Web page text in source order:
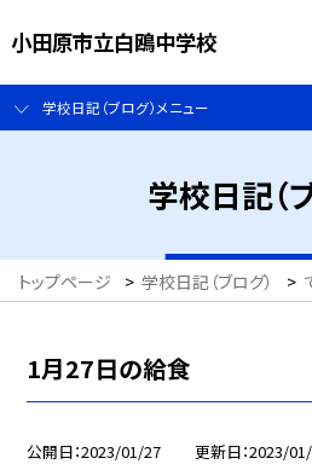
小田原市立白鴎中学校
学校日記（ブログ）メニュー
学校日記（
トップページ > 学校日記（ブログ） >
1月27日の給食
公開日 2023/01/27 更新日 2023/